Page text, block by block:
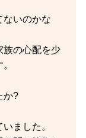
ないのかな
族の心配を少
か?
ました。